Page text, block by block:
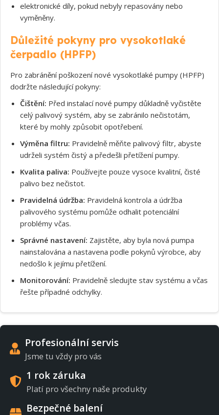
elektronické díly, pokud nebyly repasovány nebo
vyměněny.
Důležité pokyny pro vysokotlaké
čerpadlo (HPFP)
Pro zabránění poškození nové vysokotlaké pumpy (HPFP)
dodržte následující pokyny:
Čištění: Před instalací nové pumpy důkladně vyčistěte
celý palivový systém, aby se zabránilo nečistotám,
které by mohly způsobit opotřebení.
Výměna filtru: Pravidelně měňte palivový filtr, abyste
udrželi systém čistý a předešli přetížení pumpy.
Kvalita paliva: Používejte pouze vysoce kvalitní, čisté
palivo bez nečistot.
Pravidelná údržba: Pravidelná kontrola a údržba
palivového systému pomůže odhalit potenciální
problémy včas.
Správné nastavení: Zajistěte, aby byla nová pumpa
nainstalována a nastavena podle pokynů výrobce, aby
nedošlo k jejímu přetížení.
Monitorování: Pravidelně sledujte stav systému a včas
řešte případné odchylky.
Profesionální servis
Jsme tu vždy pro vás
1 rok záruka
Platí pro všechny naše produkty
Bezpečné balení
Souhlasím s GDPR